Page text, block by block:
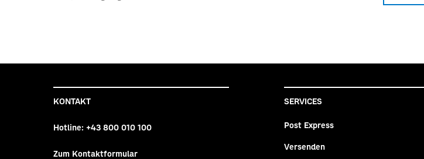
KONTAKT
Hotline: +43 800 010 100
Zum Kontaktformular
SERVICES
Post Express
Versenden